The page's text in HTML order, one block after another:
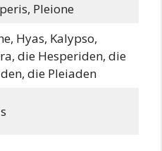
Pleione
Hyas, Kalypso,
die Hesperiden, die
die Pleiaden